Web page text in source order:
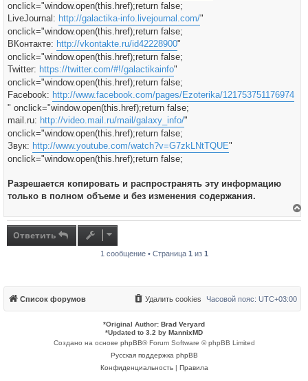
onclick="window.open(this.href);return false;
LiveJournal: http://galactika-info.livejournal.com/"
onclick="window.open(this.href);return false;
ВКонтакте: http://vkontakte.ru/id42228900"
onclick="window.open(this.href);return false;
Twitter: https://twitter.com/#!/galactikainfo"
onclick="window.open(this.href);return false;
Facebook: http://www.facebook.com/pages/Ezoterika/121753751176974
" onclick="window.open(this.href);return false;
mail.ru: http://video.mail.ru/mail/galaxy_info/"
onclick="window.open(this.href);return false;
Звук: http://www.youtube.com/watch?v=G7zkLNtTQUE"
onclick="window.open(this.href);return false;
Разрешается копировать и распространять эту информацию
только в полном объеме и без изменения содержания.
Ответить
1 сообщение • Страница 1 из 1
Список форумов Часовой пояс: UTC+03:00
Удалить cookies
*Original Author: Brad Veryard
*Updated to 3.2 by MannixMD
Создано на основе phpBB® Forum Software © phpBB Limited
Русская поддержка phpBB
Конфиденциальность| Правила